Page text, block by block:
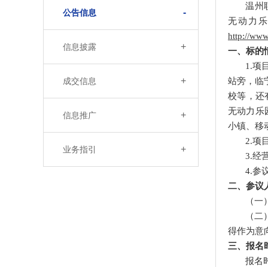
公告信息 -
信息披露 +
成交信息 +
信息推广 +
业务指引 +
温州
无动力
http://
一、标的
1.项
站旁，临
校等，还
无动力乐
小镇、移
2.项
3.经
4.参
二、参议
（
（
得作为意
三、报名
报名